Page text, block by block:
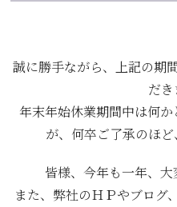
誠に勝手ながら、上記の期
だき
年末年始休業期間中は何
が、何卒ご了承のほど
皆様、今年も一年、大
また、弊社のＨＰやブログ